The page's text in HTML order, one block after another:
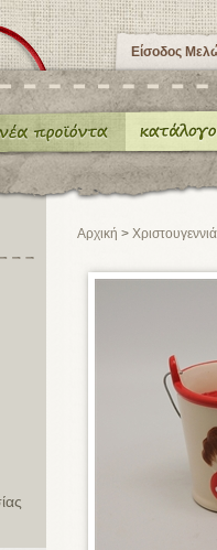
Είσοδος
Αρχική >